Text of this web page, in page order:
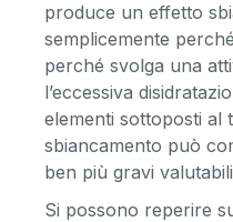
produce un effetto
semplicemente
perché svolga una
l’eccessiva
elementi sottoposti al
sbiancamento può
ben più gravi
Si possono reperire